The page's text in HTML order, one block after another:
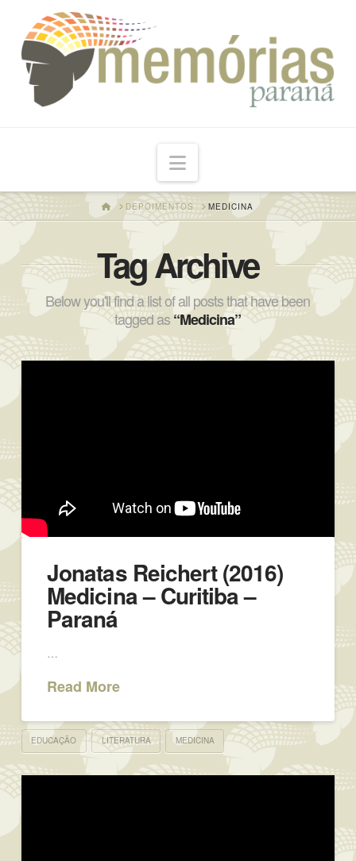
Navigation
HOMEDEPOIMENTOS MEDICINA
Tag Archive
Below you'll find a list of all posts that have been
tagged as“Medicina”
Jonatas Reichert (2016)
Medicina – Curitiba –
Paraná
…
Read More
EDUCAÇÃO LITERATURA MEDICINA